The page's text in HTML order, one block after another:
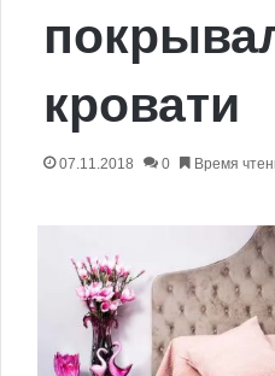
кровати
07.11.2018 0 Время